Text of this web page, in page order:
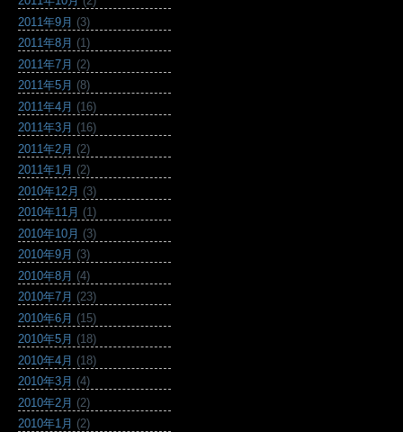
2011年9月 (3)
2011年8月 (1)
2011年7月 (2)
2011年5月 (8)
2011年4月 (16)
2011年3月 (16)
2011年2月 (2)
2011年1月 (2)
2010年12月 (3)
2010年11月 (1)
2010年10月 (3)
2010年9月 (3)
2010年8月 (4)
2010年7月 (23)
2010年6月 (15)
2010年5月 (18)
2010年4月 (18)
2010年3月 (4)
2010年2月 (2)
2010年1月 (2)